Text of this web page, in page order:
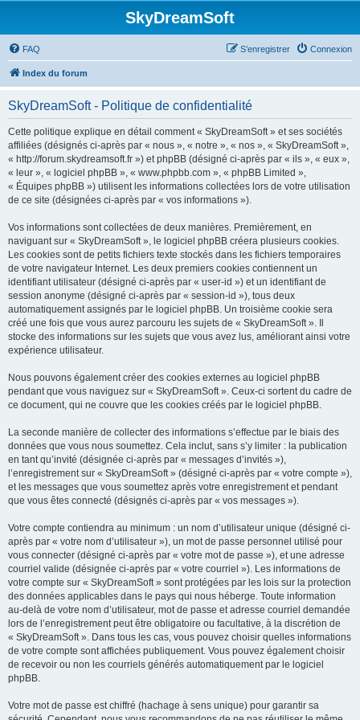
SkyDreamSoft
FAQ Connexion
S’enregistrer
Index du forum
SkyDreamSoft - Politique de confidentialité
Cette politique explique en détail comment « SkyDreamSoft » et ses sociétés
affiliées (désignés ci-après par « nous », « notre », « nos », « SkyDreamSoft »,
« http://forum.skydreamsoft.fr ») et phpBB (désigné ci-après par « ils », « eux »,
« leur », « logiciel phpBB », « www.phpbb.com », « phpBB Limited »,
« Équipes phpBB ») utilisent les informations collectées lors de votre utilisation
de ce site (désignées ci-après par « vos informations »).
Vos informations sont collectées de deux manières. Premièrement, en
naviguant sur « SkyDreamSoft », le logiciel phpBB créera plusieurs cookies.
Les cookies sont de petits fichiers texte stockés dans les fichiers temporaires
de votre navigateur Internet. Les deux premiers cookies contiennent un
identifiant utilisateur (désigné ci-après par « user-id ») et un identifiant de
session anonyme (désigné ci-après par « session-id »), tous deux
automatiquement assignés par le logiciel phpBB. Un troisième cookie sera
créé une fois que vous aurez parcouru les sujets de « SkyDreamSoft ». Il
stocke des informations sur les sujets que vous avez lus, améliorant ainsi votre
expérience utilisateur.
Nous pouvons également créer des cookies externes au logiciel phpBB
pendant que vous naviguez sur « SkyDreamSoft ». Ceux-ci sortent du cadre de
ce document, qui ne couvre que les cookies créés par le logiciel phpBB.
La seconde manière de collecter des informations s’effectue par le biais des
données que vous nous soumettez. Cela inclut, sans s’y limiter : la publication
en tant qu’invité (désignée ci-après par « messages d’invités »),
l’enregistrement sur « SkyDreamSoft » (désigné ci-après par « votre compte »),
et les messages que vous soumettez après votre enregistrement et pendant
que vous êtes connecté (désignés ci-après par « vos messages »).
Votre compte contiendra au minimum : un nom d’utilisateur unique (désigné ci-
après par « votre nom d’utilisateur »), un mot de passe personnel utilisé pour
vous connecter (désigné ci-après par « votre mot de passe »), et une adresse
courriel valide (désignée ci-après par « votre courriel »). Les informations de
votre compte sur « SkyDreamSoft » sont protégées par les lois sur la protection
des données applicables dans le pays qui nous héberge. Toute information
au-delà de votre nom d’utilisateur, mot de passe et adresse courriel demandée
lors de l’enregistrement peut être obligatoire ou facultative, à la discrétion de
« SkyDreamSoft ». Dans tous les cas, vous pouvez choisir quelles informations
de votre compte sont affichées publiquement. Vous pouvez également choisir
de recevoir ou non les courriels générés automatiquement par le logiciel
phpBB.
Votre mot de passe est chiffré (hachage à sens unique) pour garantir sa